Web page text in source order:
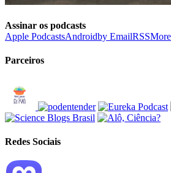
Assinar os podcasts
Apple PodcastsAndroidby EmailRSS
Parceiros
Redes Sociais